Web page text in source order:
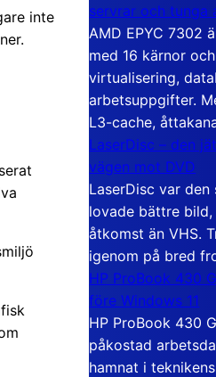
inte
servrar och tunga
AMD EPYC 7302
med 16 kärnor
virtualisering,
arbetsuppgifter.
L3-cache,
LaserDisc – den
vägen mot DVD
LaserDisc var
lovade bättre
åtkomst än VHS.
igenom på bred
HP ProBook 430
före Windows 11
HP ProBook 430
påkostad
hamnat i